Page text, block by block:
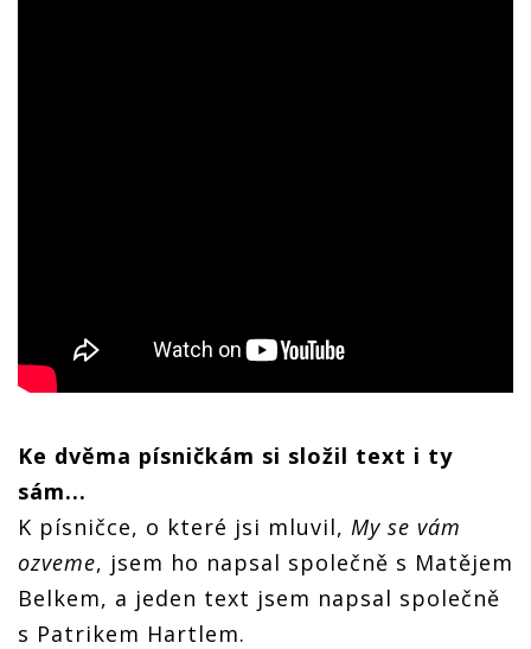
Ke dvěma písničkám si složil text i ty
sám...
K písničce, o které jsi mluvil, My se vám
ozveme, jsem ho napsal společně s Matějem
Belkem, a jeden text jsem napsal společně
s Patrikem Hartlem.